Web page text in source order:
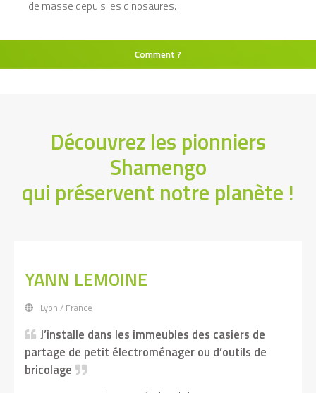
de masse depuis les dinosaures.
Comment ?
Découvrez les pionniers
Shamengo
qui préservent notre planète !
YANN LEMOINE
Lyon / France
J’installe dans les immeubles des casiers de
partage de petit électroménager ou d’outils de
bricolage